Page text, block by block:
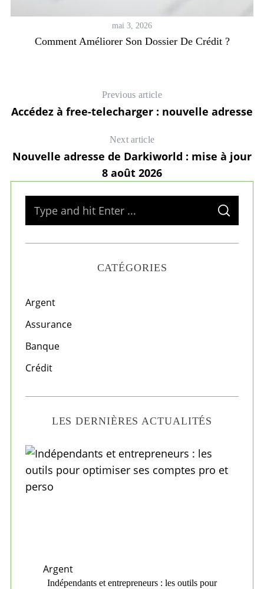
mai 3, 2026
Comment Améliorer Son Dossier De Crédit ?
Previous article
Accédez à free-telecharger : nouvelle adresse
Next article
Nouvelle adresse de Darkiworld : mise à jour
8 août 2026
f
o
:
S
A
C
CATÉGORIES
Argent
Assurance
Banque
Crédit
LES DERNIÈRES ACTUALITÉS
Argent
Indépendants et entrepreneurs : les outils pour